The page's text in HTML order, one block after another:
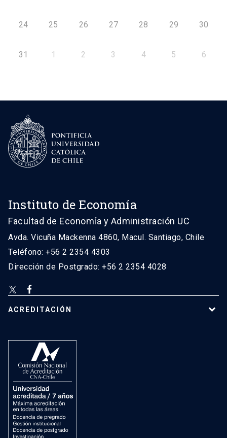
24 25 26 27 28 29 30
31 1 2 3 4 5 6
Instituto de Economía
Facultad de Economía y Administración UC
Avda. Vicuña Mackenna 4860, Macul. Santiago, Chile
Teléfono: +56 2 2354 4303
Dirección de Postgrado: +56 2 2354 4028
ACREDITACIÓN